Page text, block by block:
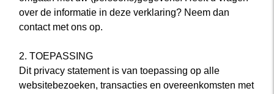
over de informatie in deze verklaring? Neem dan
contact met ons op.
2. TOEPASSING
Dit privacy statement is van toepassing op alle
websitebezoeken, transacties en overeenkomsten met